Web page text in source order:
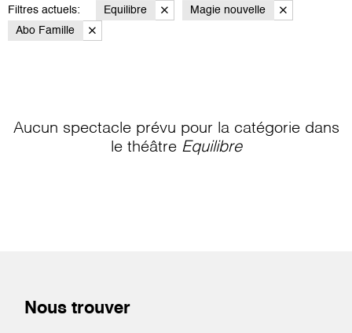
Filtres actuels: Equilibre
Magie nouvelle
Abo Famille
Aucun spectacle prévu pour la catégorie dans
le théâtre Equilibre
Nous trouver